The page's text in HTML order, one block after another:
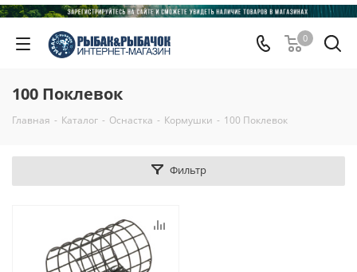
0
100 Поклевок
Главная - Каталог - Оснастка - Кормушки - 100 Поклевок
Фильтр